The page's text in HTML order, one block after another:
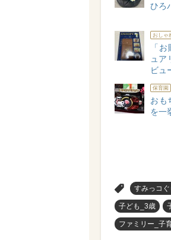
ひろ
おしゃ
「
ュア
ビュ
保育園
おも
を一
すみっコぐ
子ども_3歳
ファミリー_子